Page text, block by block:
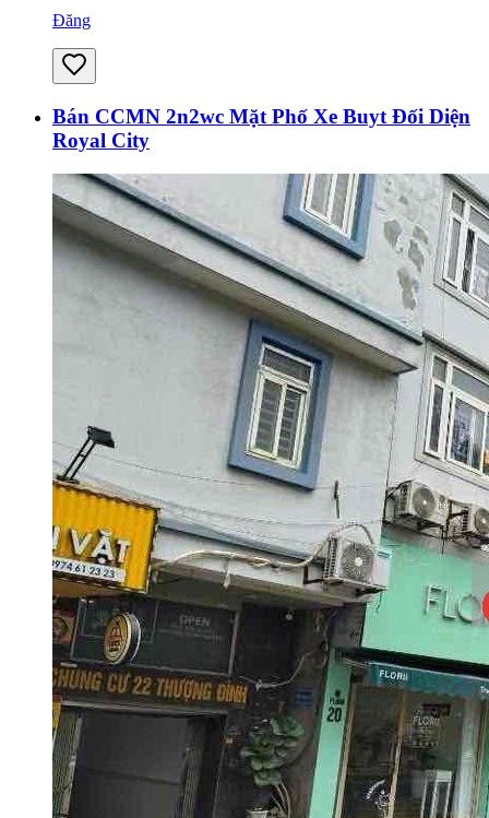
Đăng
Bán CCMN 2n2wc Mặt Phố Xe Buyt Đối Diện
Royal City